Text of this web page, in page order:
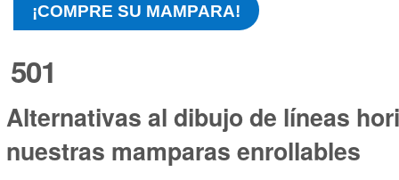
¡COMPRE SU MAMPARA!
501
Alternativas al dibujo de líneas
nuestras mamparas enrollables